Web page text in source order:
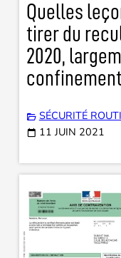
Quelles
tirer du
2020,
SÉCURITÉ
11 JUIN 2021